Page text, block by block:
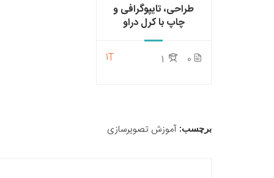
طراحی، تایپوگرافی و
چاپ با کرل دراو
0
1T
برچسب: آموزش تصویرسازی